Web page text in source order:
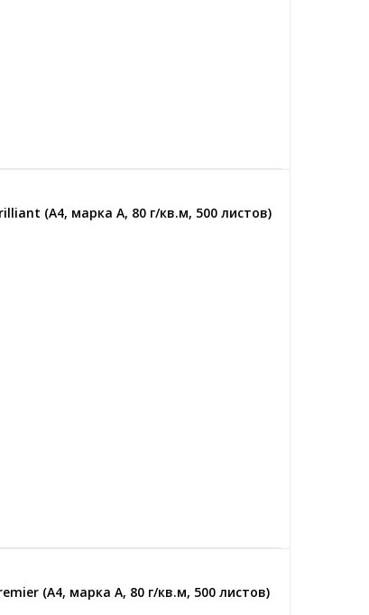
(А4, марка A, 80 г/кв.м, 500 листов)
(А4, марка A, 80 г/кв.м, 500 листов)